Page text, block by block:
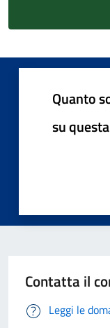
Quanto
su
Contatta il
Leggi le